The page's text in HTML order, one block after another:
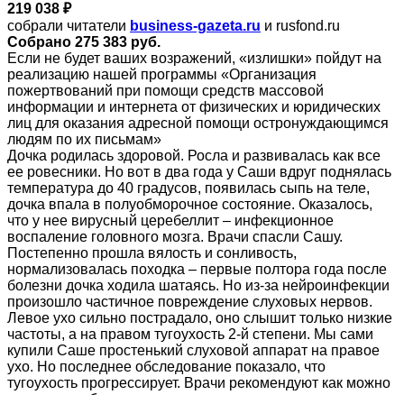
219 038 ₽
собрали читатели business-gazeta.ru и rusfond.ru
Собрано 275 383 руб.
Если не будет ваших возражений, «излишки» пойдут на
реализацию нашей программы «Организация
пожертвований при помощи средств массовой
информации и интернета от физических и юридических
лиц для оказания адресной помощи остронуждающимся
людям по их письмам»
Дочка родилась здоровой. Росла и развивалась как все
ее ровесники. Но вот в два года у Саши вдруг поднялась
температура до 40 градусов, появилась сыпь на теле,
дочка впала в полуобморочное состояние. Оказалось,
что у нее вирусный церебеллит – инфекционное
воспаление головного мозга. Врачи спасли Сашу.
Постепенно прошла вялость и сонливость,
нормализовалась походка – первые полтора года после
болезни дочка ходила шатаясь. Но из-за нейроинфекции
произошло частичное повреждение слуховых нервов.
Левое ухо сильно пострадало, оно слышит только низкие
частоты, а на правом тугоухость 2-й степени. Мы сами
купили Саше простенький слуховой аппарат на правое
ухо. Но последнее обследование показало, что
тугоухость прогрессирует. Врачи рекомендуют как можно